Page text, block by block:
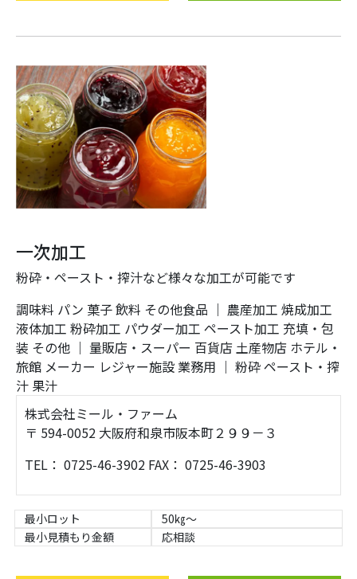
一次加工
粉砕・ペースト・搾汁など様々な加工が可能です
調味料 パン 菓子飲料 その他食品 ｜ 農産加工 焼成加工
液体加工 粉砕加工 パウダー加工 ペースト加工 充填・包
装 その他 ｜ 量販店・スーパー 百貨店土産物店 ホテル・
旅館 メーカー レジャー施設業務用 ｜ 粉砕ペースト・搾
汁 果汁
株式会社ミール・ファーム
〒 594-0052 大阪府和泉市阪本町２９９－３
TEL： 0725-46-3902 FAX： 0725-46-3903
最小ロット
50㎏～
最小見積もり金額
応相談